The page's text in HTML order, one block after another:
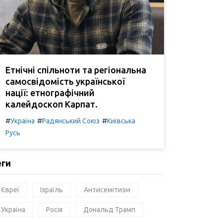
Етнічні спільноти та регіональна
самосвідомість української
нації: етнографічний
калейдоскоп Карпат.
#Україна #Радянський Союз #Київська
Русь
Євреї Ізраїль Антисемітизм
Україна Росія Дональд Трамп